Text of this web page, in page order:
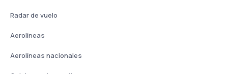
Radar de vuelo
Aerolíneas
Aerolíneas nacionales